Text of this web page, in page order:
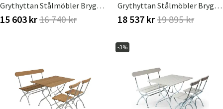
Grythyttan Stålmöbler Bryggerigruppe Bord & 2 Sofaer Hvid
15 603 kr16 740 kr
Grythyttan Stålmöbler Bryggerigruppe Bord & 4 Stole Teak
18 537 kr19 895 kr
-3%